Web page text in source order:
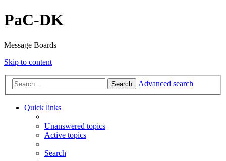
PaC-DK
Message Boards
Skip to content
Search Advanced search
Quick links
Unanswered topics
Active topics
Search